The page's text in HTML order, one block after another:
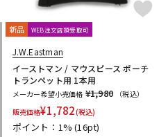
新品 WEB注文店頭受取可
J.W.Eastman
イーストマン / マウスピース ポーチ
トランペット用 1本用
メーカー希望小売価格 ¥1,980
（税込）
販売価格¥1,782(税込)
ポイント：1%(16pt)